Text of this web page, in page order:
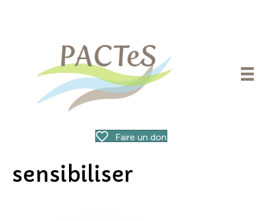
Faire un don
sensibiliser